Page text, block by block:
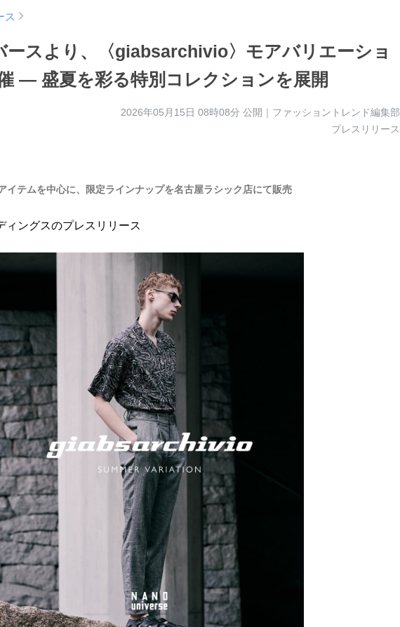
ス
ースより、〈giabsarchivio〉モアバリエーショ
— 盛夏を彩る特別コレクションを展開
2026年05月15日 08時08分 公開｜ファッショントレンド編集部
プレスリリース
イテムを中心に、限定ラインナップを名古屋ラシック店にて販売
ィングスのプレスリリース